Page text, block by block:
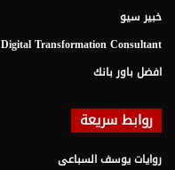
خبير سيو
Digital Transformation Consultant
افضل باور بانك
روابط سريعة
روايات يوسف السباعى